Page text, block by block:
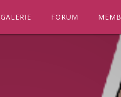
GALERIE FORUM